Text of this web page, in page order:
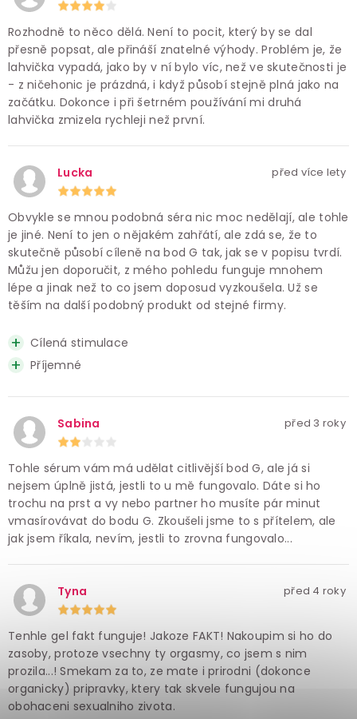
Rozhodně to něco dělá. Není to pocit, který by se dal
přesně popsat, ale přináší znatelné výhody. Problém je, že
lahvička vypadá, jako by v ní bylo víc, než ve skutečnosti je
- z ničehonic je prázdná, i když působí stejně plná jako na
začátku. Dokonce i při šetrném používání mi druhá
lahvička zmizela rychleji než první.
Lucka před více lety
Obvykle se mnou podobná séra nic moc nedělají, ale tohle
je jiné. Není to jen o nějakém zahřátí, ale zdá se, že to
skutečně působí cíleně na bod G tak, jak se v popisu tvrdí.
Můžu jen doporučit, z mého pohledu funguje mnohem
lépe a jinak než to co jsem doposud vyzkoušela. Už se
těším na další podobný produkt od stejné firmy.
Cílená stimulace
Příjemné
Sabina před 3 roky
Tohle sérum vám má udělat citlivější bod G, ale já si
nejsem úplně jistá, jestli to u mě fungovalo. Dáte si ho
trochu na prst a vy nebo partner ho musíte pár minut
vmasírovávat do bodu G. Zkoušeli jsme to s přítelem, ale
jak jsem říkala, nevím, jestli to zrovna fungovalo...
Tyna před 4 roky
Tenhle gel fakt funguje! Jakoze FAKT! Nakoupim si ho do
zasoby, protoze vsechny ty orgasmy, co jsem s nim
prozila...! Smekam za to, ze mate i prirodni (dokonce
organicky) pripravky, ktery tak skvele fungujou na
obohaceni sexualniho zivota.